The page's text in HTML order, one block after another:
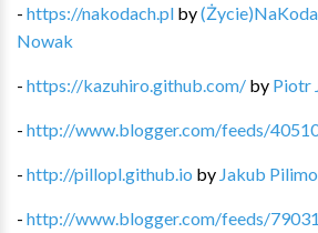
- https://nakodach.pl by
Nowak
- https://kazuhiro.github.com/ by Piotr
- http://www.blogger.com/feeds/
- http://pillopl.github.io by Jakub
- http://www.blogger.com/feeds/